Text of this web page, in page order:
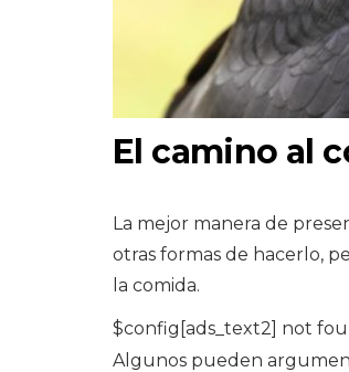
El camino al
La mejor manera de
otras formas de hacerlo,
la comida.
$config[ads_text2] not
Algunos pueden